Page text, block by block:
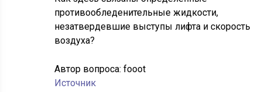
противообледенительные жидкости,
незатвердевшие выступы лифта и скорость
воздуха?
Автор вопроса:fooot
Источник